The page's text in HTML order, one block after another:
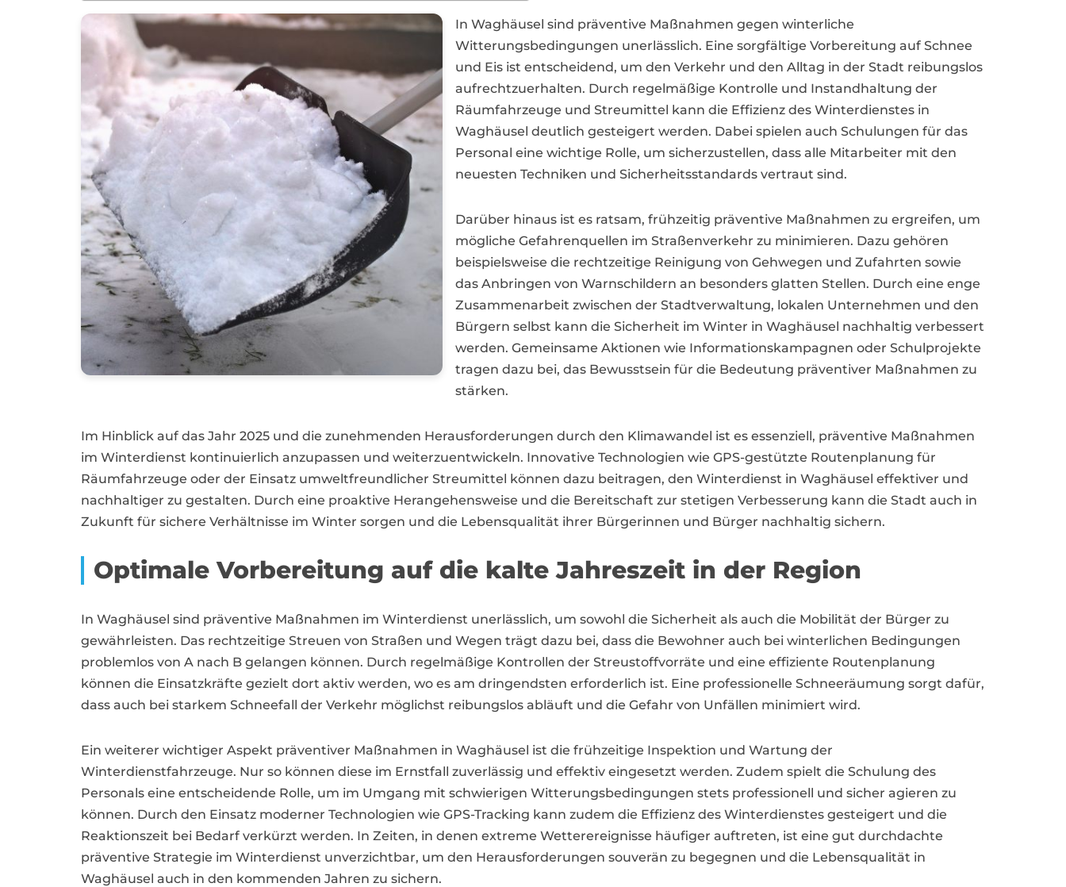
In Waghäusel sind präventive Maßnahmen gegen winterliche
Witterungsbedingungen unerlässlich. Eine sorgfältige Vorbereitung auf Schnee
und Eis ist entscheidend, um den Verkehr und den Alltag in der Stadt reibungslos
aufrechtzuerhalten. Durch regelmäßige Kontrolle und Instandhaltung der
Räumfahrzeuge und Streumittel kann die Effizienz des Winterdienstes in
Waghäusel deutlich gesteigert werden. Dabei spielen auch Schulungen für das
Personal eine wichtige Rolle, um sicherzustellen, dass alle Mitarbeiter mit den
neuesten Techniken und Sicherheitsstandards vertraut sind.
Darüber hinaus ist es ratsam, frühzeitig präventive Maßnahmen zu ergreifen, um
mögliche Gefahrenquellen im Straßenverkehr zu minimieren. Dazu gehören
beispielsweise die rechtzeitige Reinigung von Gehwegen und Zufahrten sowie
das Anbringen von Warnschildern an besonders glatten Stellen. Durch eine enge
Zusammenarbeit zwischen der Stadtverwaltung, lokalen Unternehmen und den
Bürgern selbst kann die Sicherheit im Winter in Waghäusel nachhaltig verbessert
werden. Gemeinsame Aktionen wie Informationskampagnen oder Schulprojekte
tragen dazu bei, das Bewusstsein für die Bedeutung präventiver Maßnahmen zu
stärken.
Im Hinblick auf das Jahr 2025 und die zunehmenden Herausforderungen durch den Klimawandel ist es essenziell, präventive Maßnahmen
im Winterdienst kontinuierlich anzupassen und weiterzuentwickeln. Innovative Technologien wie GPS-gestützte Routenplanung für
Räumfahrzeuge oder der Einsatz umweltfreundlicher Streumittel können dazu beitragen, den Winterdienst in Waghäusel effektiver und
nachhaltiger zu gestalten. Durch eine proaktive Herangehensweise und die Bereitschaft zur stetigen Verbesserung kann die Stadt auch in
Zukunft für sichere Verhältnisse im Winter sorgen und die Lebensqualität ihrer Bürgerinnen und Bürger nachhaltig sichern.
Optimale Vorbereitung auf die kalte Jahreszeit in der Region
In Waghäusel sind präventive Maßnahmen im Winterdienst unerlässlich, um sowohl die Sicherheit als auch die Mobilität der Bürger zu
gewährleisten. Das rechtzeitige Streuen von Straßen und Wegen trägt dazu bei, dass die Bewohner auch bei winterlichen Bedingungen
problemlos von A nach B gelangen können. Durch regelmäßige Kontrollen der Streustoffvorräte und eine effiziente Routenplanung
können die Einsatzkräfte gezielt dort aktiv werden, wo es am dringendsten erforderlich ist. Eine professionelle Schneeräumung sorgt dafür,
dass auch bei starkem Schneefall der Verkehr möglichst reibungslos abläuft und die Gefahr von Unfällen minimiert wird.
Ein weiterer wichtiger Aspekt präventiver Maßnahmen in Waghäusel ist die frühzeitige Inspektion und Wartung der
Winterdienstfahrzeuge. Nur so können diese im Ernstfall zuverlässig und effektiv eingesetzt werden. Zudem spielt die Schulung des
Personals eine entscheidende Rolle, um im Umgang mit schwierigen Witterungsbedingungen stets professionell und sicher agieren zu
können. Durch den Einsatz moderner Technologien wie GPS-Tracking kann zudem die Effizienz des Winterdienstes gesteigert und die
Reaktionszeit bei Bedarf verkürzt werden. In Zeiten, in denen extreme Wetterereignisse häufiger auftreten, ist eine gut durchdachte
präventive Strategie im Winterdienst unverzichtbar, um den Herausforderungen souverän zu begegnen und die Lebensqualität in
Waghäusel auch in den kommenden Jahren zu sichern.